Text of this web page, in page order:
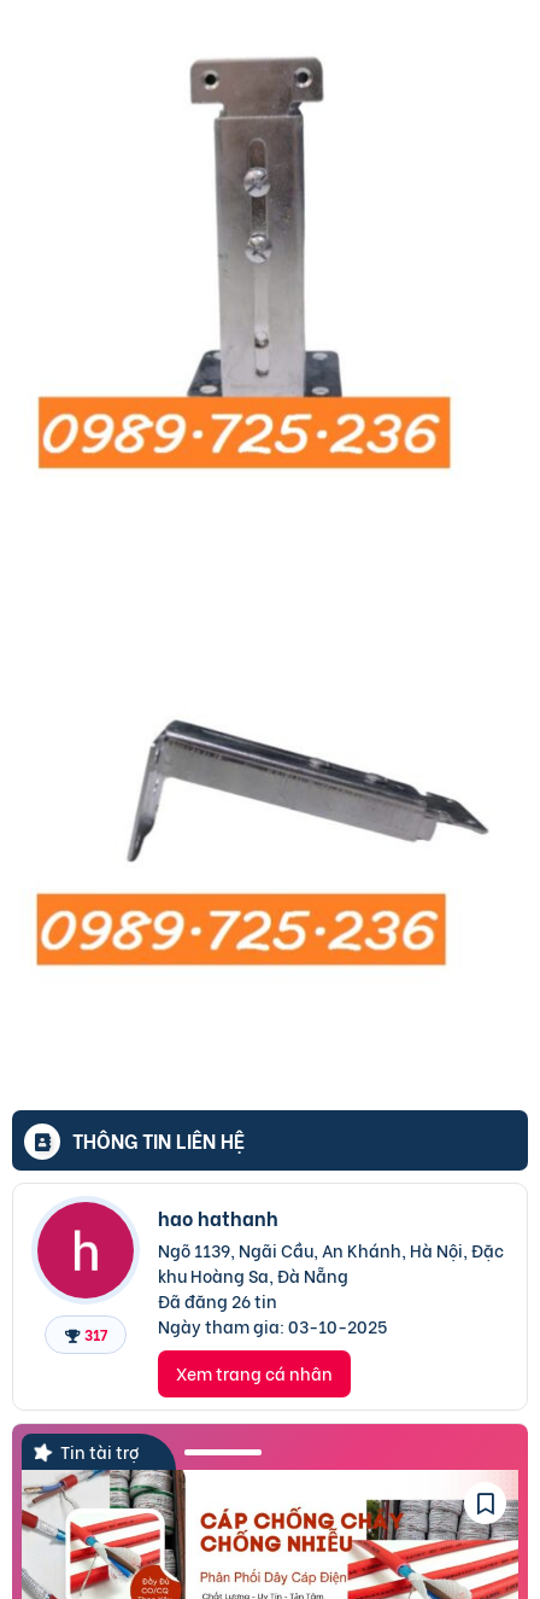
THÔNG TIN LIÊN HỆ
317
hao hathanh
Ngõ 1139, Ngãi Cầu, An Khánh, Hà Nội, Đặc
khu Hoàng Sa, Đà Nẵng
Đã đăng 26 tin
Ngày tham gia:03-10-2025
Xem trang cá nhân
Tin tài trợ